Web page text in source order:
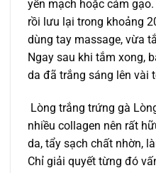
yến mạch hoặc cám
rồi lưu lại trong khoảng
dùng tay massage, vừa
Ngay sau khi tắm xong,
da đã trắng sáng lên vài
Lòng trắng trứng gà
nhiều collagen nên rất
da, tẩy sạch chất nhờn,
Chỉ giải quyết từng đó